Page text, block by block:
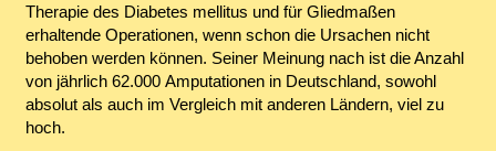
Therapie des Diabetes mellitus und für Gliedmaßen
erhaltende Operationen, wenn schon die Ursachen nicht
behoben werden können. Seiner Meinung nach ist die Anzahl
von jährlich 62.000 Amputationen in Deutschland, sowohl
absolut als auch im Vergleich mit anderen Ländern, viel zu
hoch.